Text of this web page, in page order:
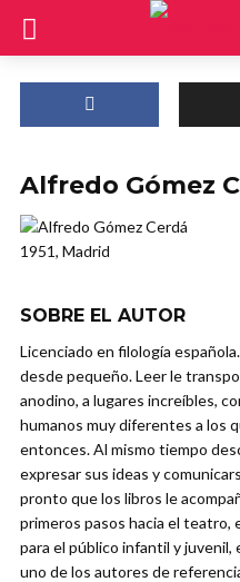
Alfredo Gómez
1951, Madrid
SOBRE EL AUTOR
Licenciado en filología
desde pequeño. Leer le
anodino, a lugares increíbles,
humanos muy diferentes a los
entonces. Al mismo tiempo
expresar sus ideas y
pronto que los libros le
primeros pasos hacia el teatro,
para el público infantil y
uno de los autores de